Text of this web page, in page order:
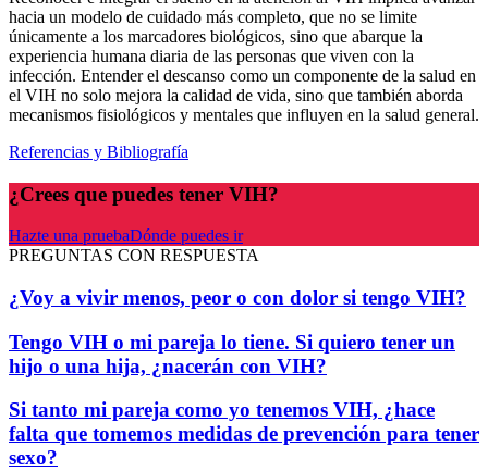
hacia un modelo de cuidado más completo, que no se limite
únicamente a los marcadores biológicos, sino que abarque la
experiencia humana diaria de las personas que viven con la
infección. Entender el descanso como un componente de la salud en
el VIH no solo mejora la calidad de vida, sino que también aborda
mecanismos fisiológicos y mentales que influyen en la salud general.
Referencias y Bibliografía
¿Crees que puedes tener VIH?
Hazte una pruebaDónde puedes ir
PREGUNTAS CON RESPUESTA
¿Voy a vivir menos, peor o con dolor si tengo VIH?
Tengo VIH o mi pareja lo tiene. Si quiero tener un
hijo o una hija, ¿nacerán con VIH?
Si tanto mi pareja como yo tenemos VIH, ¿hace
falta que tomemos medidas de prevención para tener
sexo?